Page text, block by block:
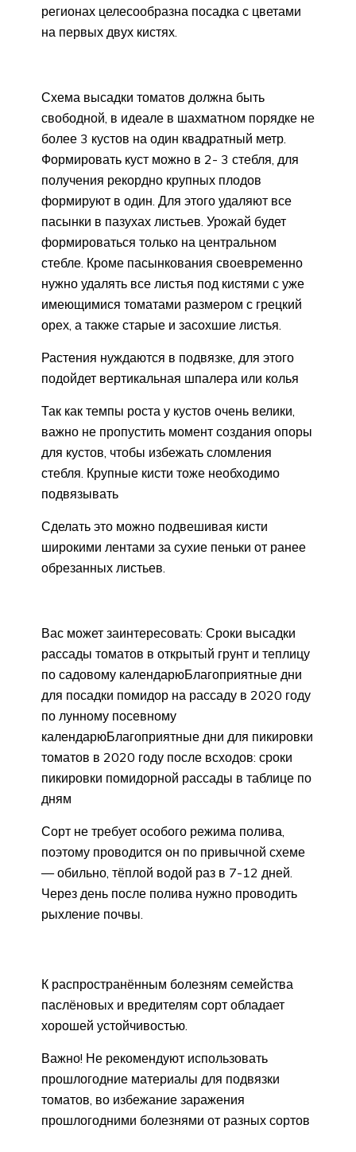
регионах целесообразна посадка с цветами
на первых двух кистях.
Схема высадки томатов должна быть
свободной, в идеале в шахматном порядке не
более 3 кустов на один квадратный метр.
Формировать куст можно в 2- 3 стебля, для
получения рекордно крупных плодов
формируют в один. Для этого удаляют все
пасынки в пазухах листьев. Урожай будет
формироваться только на центральном
стебле. Кроме пасынкования своевременно
нужно удалять все листья под кистями с уже
имеющимися томатами размером с грецкий
орех, а также старые и засохшие листья.
Растения нуждаются в подвязке, для этого
подойдет вертикальная шпалера или колья
Так как темпы роста у кустов очень велики,
важно не пропустить момент создания опоры
для кустов, чтобы избежать сломления
стебля. Крупные кисти тоже необходимо
подвязывать
Сделать это можно подвешивая кисти
широкими лентами за сухие пеньки от ранее
обрезанных листьев.
Вас может заинтересовать: Сроки высадки
рассады томатов в открытый грунт и теплицу
по садовому календарюБлагоприятные дни
для посадки помидор на рассаду в 2020 году
по лунному посевному
календарюБлагоприятные дни для пикировки
томатов в 2020 году после всходов: сроки
пикировки помидорной рассады в таблице по
дням
Сорт не требует особого режима полива,
поэтому проводится он по привычной схеме
— обильно, тёплой водой раз в 7-12 дней.
Через день после полива нужно проводить
рыхление почвы.
К распространённым болезням семейства
паслёновых и вредителям сорт обладает
хорошей устойчивостью.
Важно! Не рекомендуют использовать
прошлогодние материалы для подвязки
томатов, во избежание заражения
прошлогодними болезнями от разных сортов